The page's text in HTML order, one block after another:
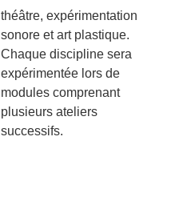
théâtre, expérimentation
sonore et art plastique.
Chaque discipline sera
expérimentée lors de
modules comprenant
plusieurs ateliers
successifs.